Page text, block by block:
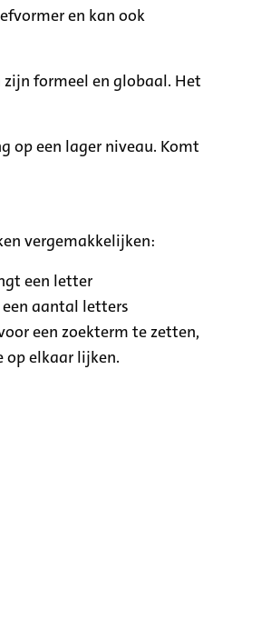
en kan ook
formeel en globaal. Het
op een lager niveau. Komt
vergemakkelijken:
een letter
aantal letters
een zoekterm te zetten,
op elkaar lijken.